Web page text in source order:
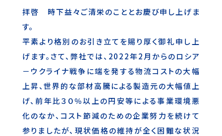
拝啓 時下益々ご清栄のこととお慶び申し上げま
す。
平素より格別のお引き立てを賜り厚く御礼申し上
げます。さて、弊社では、2022年2月からのロシア
－ウクライナ戦争に端を発する物流コストの大幅
上昇、世界的な部材高騰による製造元の大幅値上
げ、前年比３０％以上の円安等による事業環境悪
化のなか、コスト節減のための企業努力を続けて
参りましたが、現状価格の維持が全く困難な状況